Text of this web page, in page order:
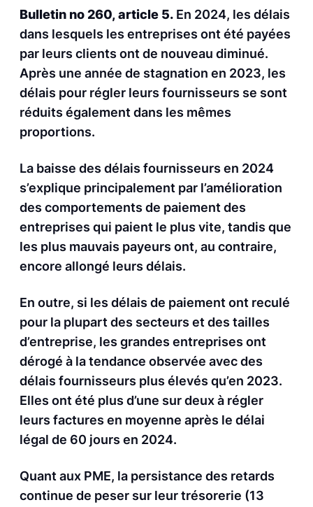
Bulletin no 260, article 5. En 2024, les délais
dans lesquels les entreprises ont été payées
par leurs clients ont de nouveau diminué.
Après une année de stagnation en 2023, les
délais pour régler leurs fournisseurs se sont
réduits également dans les mêmes
proportions.
La baisse des délais fournisseurs en 2024
s’explique principalement par l’amélioration
des comportements de paiement des
entreprises qui paient le plus vite, tandis que
les plus mauvais payeurs ont, au contraire,
encore allongé leurs délais.
En outre, si les délais de paiement ont reculé
pour la plupart des secteurs et des tailles
d’entreprise, les grandes entreprises ont
dérogé à la tendance observée avec des
délais fournisseurs plus élevés qu’en 2023.
Elles ont été plus d’une sur deux à régler
leurs factures en moyenne après le délai
légal de 60 jours en 2024.
Quant aux PME, la persistance des retards
continue de peser sur leur trésorerie (13